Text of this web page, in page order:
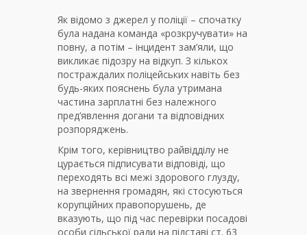
Як відомо з джерел у поліції – спочатку
була надана команда «розкручувати» на
повну, а потім – інцидент зам’яли, що
викликає підозру на відкуп. З кількох
постраждалих поліцейських навіть без
будь-яких пояснень була утримана
частина зарплатні без належного
пред’явлення догани та відповідних
розпоряджень.
Крім того, керівництво райвідділу не
цурається підписувати відповіді, що
переходять всі межі здорового глузду,
на звернення громадян, які стосуються
корупційних правопорушень, де
вказують, що під час перевірки посадові
особи сільської ради на підставі ст. 63